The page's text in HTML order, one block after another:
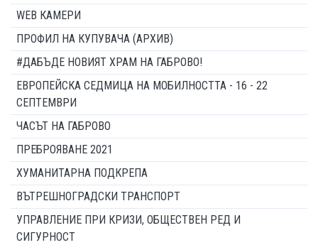
WEB КАМЕРИ
ПРОФИЛ НА КУПУВАЧА (АРХИВ)
#ДАБЪДЕ НОВИЯТ ХРАМ НА ГАБРОВО!
ЕВРОПЕЙСКА СЕДМИЦА НА МОБИЛНОСТТА - 16 - 22
СЕПТЕМВРИ
ЧАСЪТ НА ГАБРОВО
ПРЕБРОЯВАНЕ 2021
ХУМАНИТАРНА ПОДКРЕПА
ВЪТРЕШНОГРАДСКИ ТРАНСПОРТ
УПРАВЛЕНИЕ ПРИ КРИЗИ, ОБЩЕСТВЕН РЕД И
СИГУРНОСТ